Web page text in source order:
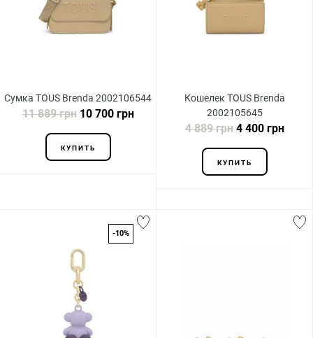
Сумка TOUS Brenda 2002106544
11 889 грн10 700 грн
КУПИТЬ
Кошелек TOUS Brenda
2002105645
4 889 грн4 400 грн
КУПИТЬ
-10%